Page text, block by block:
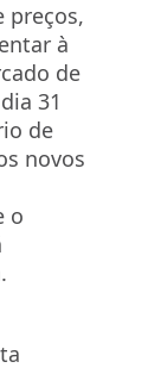
preços,
à
de
31
de
novos
o